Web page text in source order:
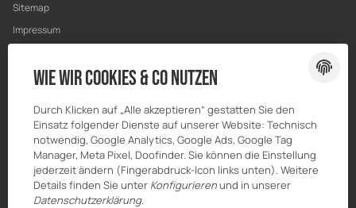
Sitemap
Impressum
Widerrufsrecht
Wie wir Cookies & Co nutzen
Durch Klicken auf „Alle akzeptieren“ gestatten Sie den
Einsatz folgender Dienste auf unserer Website: Technisch
notwendig, Google Analytics, Google Ads, Google Tag
Manager, Meta Pixel, Doofinder. Sie können die Einstellung
jederzeit ändern (Fingerabdruck-Icon links unten). Weitere
Details finden Sie unter Konfigurierenund in unserer
Datenschutzerklärung.